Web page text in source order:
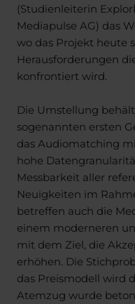
(Studienleiterin
Mediapulse AG) das
wo das Projekt heute
Herausforderungen
konfrontiert wird.
Die Umstellung
sogenannten ersten
das Audiomatching
hohe
Messbarkeit aller
Neuigkeiten im
betreffen auch die
einem moderneren
mit dem Ziel, die
erhöhen. Die
das Preismodell wird
Atemzug wurde